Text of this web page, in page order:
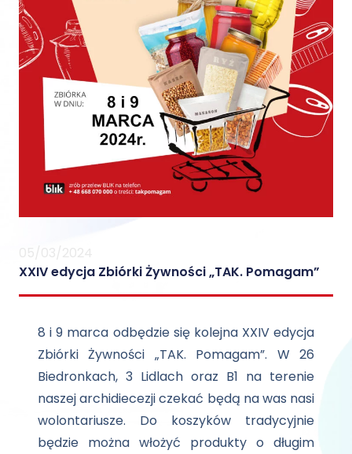
XXIV edycja Zbiórki Żywności „TAK. Pomagam”
8i 9 marca odbędzie się kolejna XXIV edycja
Zbiórki Żywności „TAK. Pomagam”. W 26
Biedronkach, 3 Lidlach oraz B1 na terenie
naszej archidiecezji czekać będą na was nasi
wolontariusze. Do koszyków tradycyjnie
będzie można włożyć produkty o długim